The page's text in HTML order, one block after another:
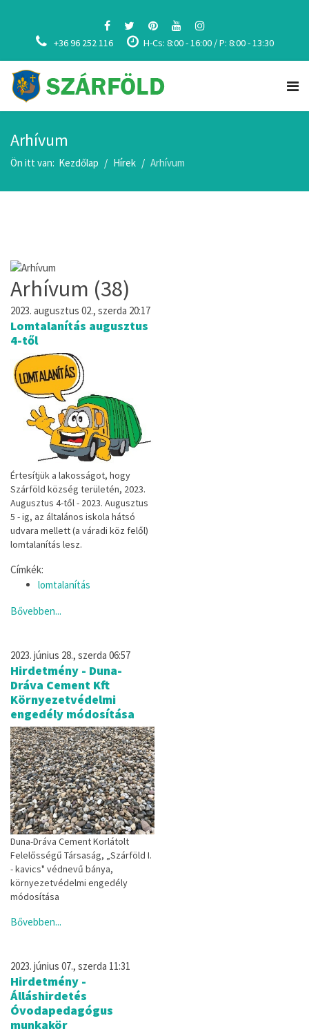
+36 96 252 116 H-Cs: 8:00 - 16:00 / P: 8:00 - 13:30
Arhívum
Ön itt van: Kezdőlap Hírek Arhívum
Arhívum (38)
2023. augusztus 02., szerda 20:17
Lomtalanítás augusztus
4-től
Értesítjük a lakosságot, hogy
Szárföld község területén, 2023.
Augusztus 4-től - 2023. Augusztus
5 - ig, az általános iskola hátsó
udvara mellett (a váradi köz felől)
lomtalanítás lesz.
Címkék:
lomtalanítás
Bővebben...
2023. június 28., szerda 06:57
Hirdetmény - Duna-
Dráva Cement Kft
Környezetvédelmi
engedély módosítása
Duna-Dráva Cement Korlátolt
Felelősségű Társaság, „Szárföld I.
- kavics" védnevű bánya,
környezetvédelmi engedély
módosítása
Bővebben...
2023. június 07., szerda 11:31
Hirdetmény -
Álláshirdetés
Óvodapedagógus
munkakör